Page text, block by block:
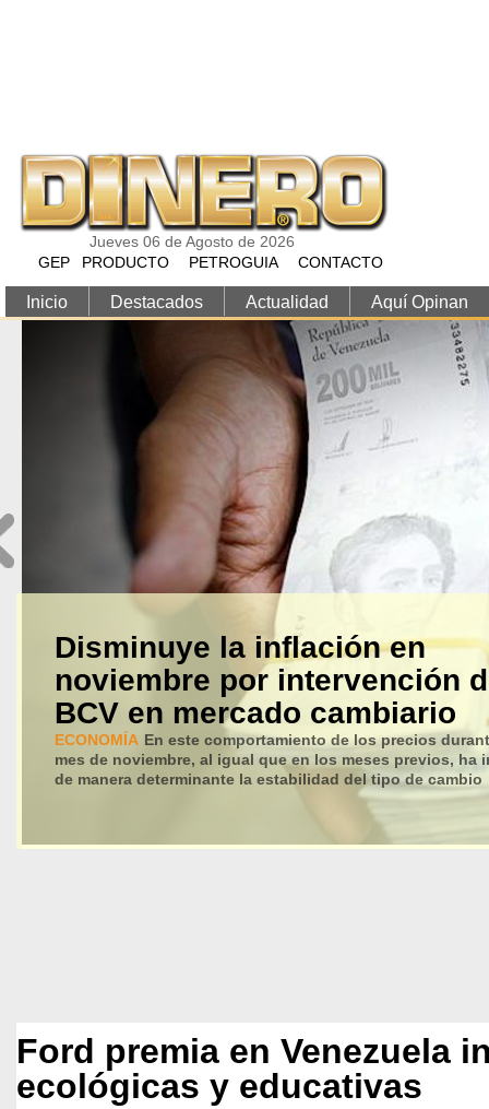
Jueves 06 de Agosto de 2026
GEP
PRODUCTO PETROGUIA CONTACTO
Inicio Destacados Actualidad Aquí Opinan
Disminuye la inflación en
noviembre por intervención
BCV en mercado cambiario
ECONOMÍA En este comportamiento de los precios
mes de noviembre, al igual que en los meses previos, ha
de manera determinante la estabilidad del tipo de cambio
Ford premia en Venezuela
ecológicas y educativas